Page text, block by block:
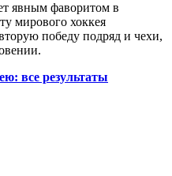
явным фаворитом в
мирового хоккея
победу подряд и чехи,
все результаты